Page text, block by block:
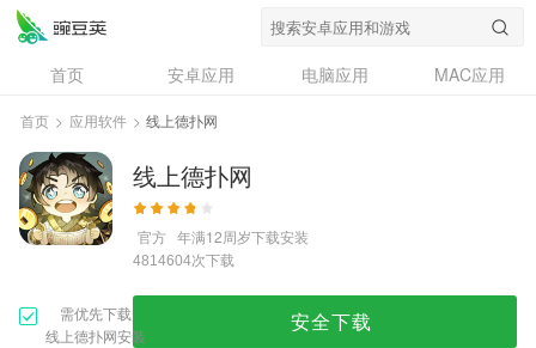
首页 安卓应用 电脑应用
MAC应用
资讯
专题
问答
首页 > 应用软件 > 线上德扑网
线上德扑网
官方 年满12周岁下载安装
4814604次下载
需优先下载
线上德扑网安装
安全下载